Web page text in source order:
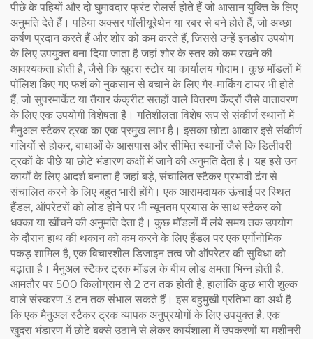
पीछे के पहियों और दो घुमावदार फ्रंट रोलर्स होते हैं जो आसान युक्ति के लिए
अनुमति देते हैं। पहिया अक्सर पॉलीयूरेथेन या रबर से बने होते हैं, जो अच्छा
कर्षण प्रदान करते हैं और शोर को कम करते हैं, जिससे उन्हें इनडोर उपयोग
के लिए उपयुक्त बना दिया जाता है जहां शोर के स्तर को कम रखने की
आवश्यकता होती है, जैसे कि खुदरा स्टोर या कार्यालय गोदाम। कुछ मॉडलों में
पॉलिश किए गए फर्श को नुकसान से बचाने के लिए गैर-मार्किंग टायर भी होते
हैं, जो सुपरमार्केट या तैयार कंक्रीट सतहों वाले वितरण केंद्रों जैसे वातावरण
के लिए एक उपयोगी विशेषता है। गतिशीलता विशेष रूप से संकीर्ण स्थानों में
मैनुअल स्टैकर ट्रक का एक प्रमुख लाभ है। इसका छोटा आकार इसे संकीर्ण
गलियों से होकर, बाधाओं के आसपास और सीमित स्थानों जैसे कि डिलीवरी
ट्रकों के पीछे या छोटे भंडारण कक्षों में जाने की अनुमति देता है। यह इसे उन
कार्यों के लिए आदर्श बनाता है जहां बड़े, संचालित स्टैकर प्रभावी ढंग से
संचालित करने के लिए बहुत भारी होंगे। एक आरामदायक ऊंचाई पर स्थित
हैंडल, ऑपरेटरों को लोड होने पर भी न्यूनतम प्रयास के साथ स्टैकर को
धक्का या खींचने की अनुमति देता है। कुछ मॉडलों में लंबे समय तक उपयोग
के दौरान हाथ की थकान को कम करने के लिए हैंडल पर एक एर्गोनोमिक
पकड़ शामिल है, एक विचारशील डिजाइन तत्व जो ऑपरेटर की सुविधा को
बढ़ाता है। मैनुअल स्टैकर ट्रक मॉडल के बीच लोड क्षमता भिन्न होती है,
आमतौर पर 500 किलोग्राम से 2 टन तक होती है, हालांकि कुछ भारी शुल्क
वाले संस्करण 3 टन तक संभाल सकते हैं। इस बहुमुखी प्रतिभा का अर्थ है
कि एक मैनुअल स्टैकर ट्रक व्यापक अनुप्रयोगों के लिए उपयुक्त है, एक
खुदरा भंडारण में छोटे बक्से उठाने से लेकर कार्यशाला में उपकरणों या मशीनरी